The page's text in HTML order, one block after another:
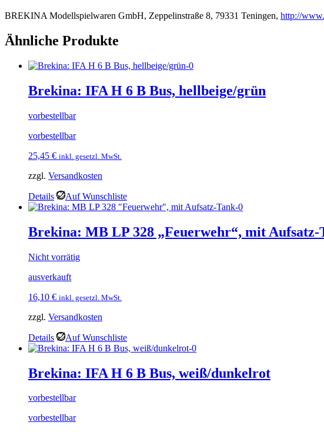
BREKINA Modellspielwaren GmbH, Zeppelinstraße 8, 79331 Teningen, http://
Ähnliche Produkte
Brekina: IFA H 6 B Bus, hellbeige/grün
vorbestellbar
vorbestellbar
25,45 € inkl. gesetzl. MwSt.
zzgl. Versandkosten
Details Auf Wunschliste
Brekina: MB LP 328 „Feuerwehr“, mit Aufsatz-
Nicht vorrätig
ausverkauft
16,10 € inkl. gesetzl. MwSt.
zzgl. Versandkosten
Details Auf Wunschliste
Brekina: IFA H 6 B Bus, weiß/dunkelrot
vorbestellbar
vorbestellbar